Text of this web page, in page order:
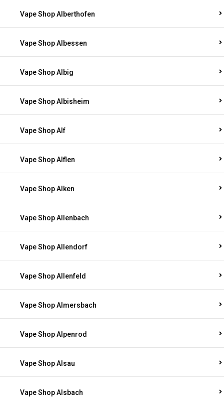
Vape Shop Alberthofen
Vape Shop Albessen
Vape Shop Albig
Vape Shop Albisheim
Vape Shop Alf
Vape Shop Alflen
Vape Shop Alken
Vape Shop Allenbach
Vape Shop Allendorf
Vape Shop Allenfeld
Vape Shop Almersbach
Vape Shop Alpenrod
Vape Shop Alsau
Vape Shop Alsbach